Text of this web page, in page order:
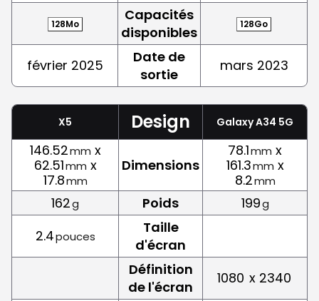
128Mo
Capacités
disponibles
128Go
février 2025
Date de
sortie
mars 2023
X5 Design Galaxy A34 5G
146.52mm x
62.51mm x
17.8mm
Dimensions
78.1mm x
161.3mm x
8.2mm
162g Poids 199g
2.4pouces
Taille
d'écran
Définition
de l'écran
1080 x 2340